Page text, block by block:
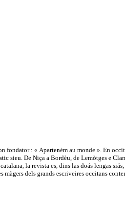
fondator : « Apartenèm au monde ». En
sieu. De Niça a Bordèu, de Lemòtges e
la revista es, dins las doás lengas
dels grands escriveires occitans